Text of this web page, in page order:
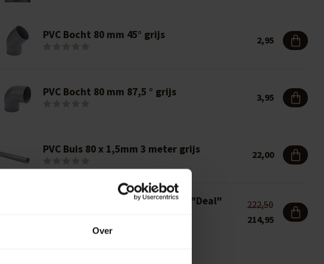
Over
PVC Bocht 80 mm 45° grijs 2,95
PVC Bocht 80 mm 87,5 ° grijs 3,95
PVC Buis 80 x 1,5mm 3 meter grijs 22,00
Barrel Atelier Houten regenton "Deal"
222,50
214,95